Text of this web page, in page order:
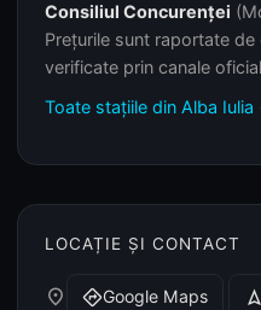
Consiliul Concurenței
Prețurile sunt raportate
verificate prin canale
Toate stațiile din Alba
LOCAȚIE ȘI CONTACT
place directionsGoogle Maps navigation